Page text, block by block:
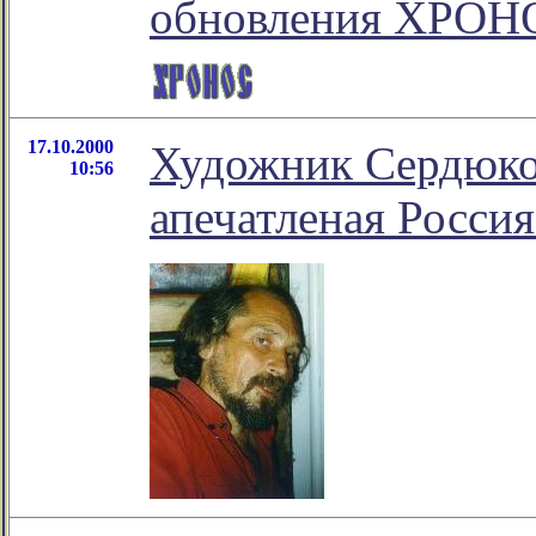
обновления
17.10.2000
10:56
Художник
апечатленая